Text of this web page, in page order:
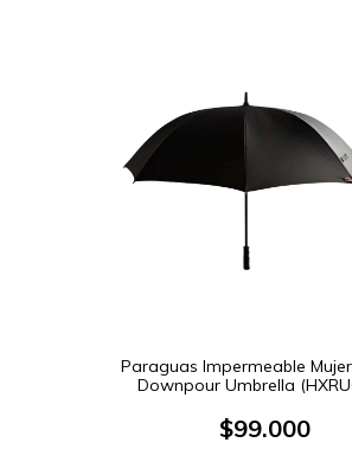
Paraguas Impermeable
Downpour Umbrella
$99.000